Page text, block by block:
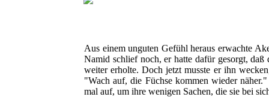
Aus einem unguten Gefühl heraus erwachte
Namid schlief noch, er hatte dafür gesorgt,
weiter erholte. Doch jetzt musste er ihn
"Wach auf, die Füchse kommen wieder
mal auf, um ihre wenigen Sachen, die sie bei